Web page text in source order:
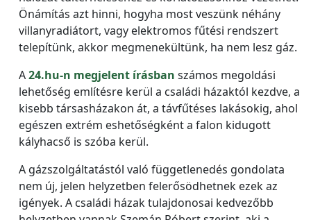
Önámítás azt hinni, hogyha most veszünk néhány
villanyradiátort, vagy elektromos fűtési rendszert
telepítünk, akkor megmenekültünk, ha nem lesz gáz.
A24.hu-n megjelent írásban számos megoldási
lehetőség említésre kerül a családi házaktól kezdve, a
kisebb társasházakon át, a távfűtéses lakásokig, ahol
egészen extrém eshetőségként a falon kidugott
kályhacső is szóba kerül.
A gázszolgáltatástól való függetlenedés gondolata
nem új, jelen helyzetben felerősödhetnek ezek az
igények. A családi házak tulajdonosai kedvezőbb